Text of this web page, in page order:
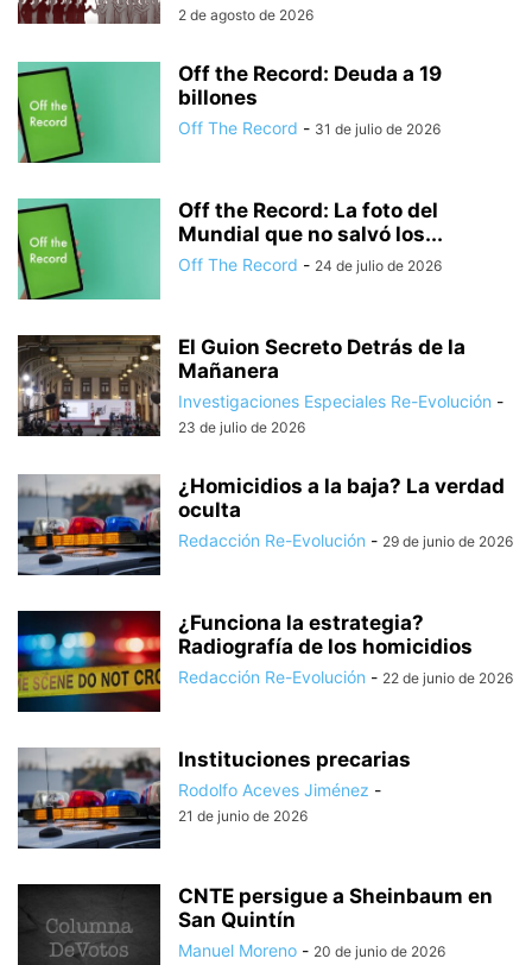
2 de agosto de 2026
Off the Record: Deuda a 19
billones
Off The Record - 31 de julio de 2026
Off the Record: La foto del
Mundial que no salvó los...
Off The Record - 24 de julio de 2026
El Guion Secreto Detrás de la
Mañanera
Investigaciones Especiales Re-Evolución -
23 de julio de 2026
¿Homicidios a la baja? La verdad
oculta
Redacción Re-Evolución - 29 de junio de 2026
¿Funciona la estrategia?
Radiografía de los homicidios
Redacción Re-Evolución - 22 de junio de 2026
Instituciones precarias
Rodolfo Aceves Jiménez -
21 de junio de 2026
CNTE persigue a Sheinbaum en
San Quintín
Manuel Moreno - 20 de junio de 2026